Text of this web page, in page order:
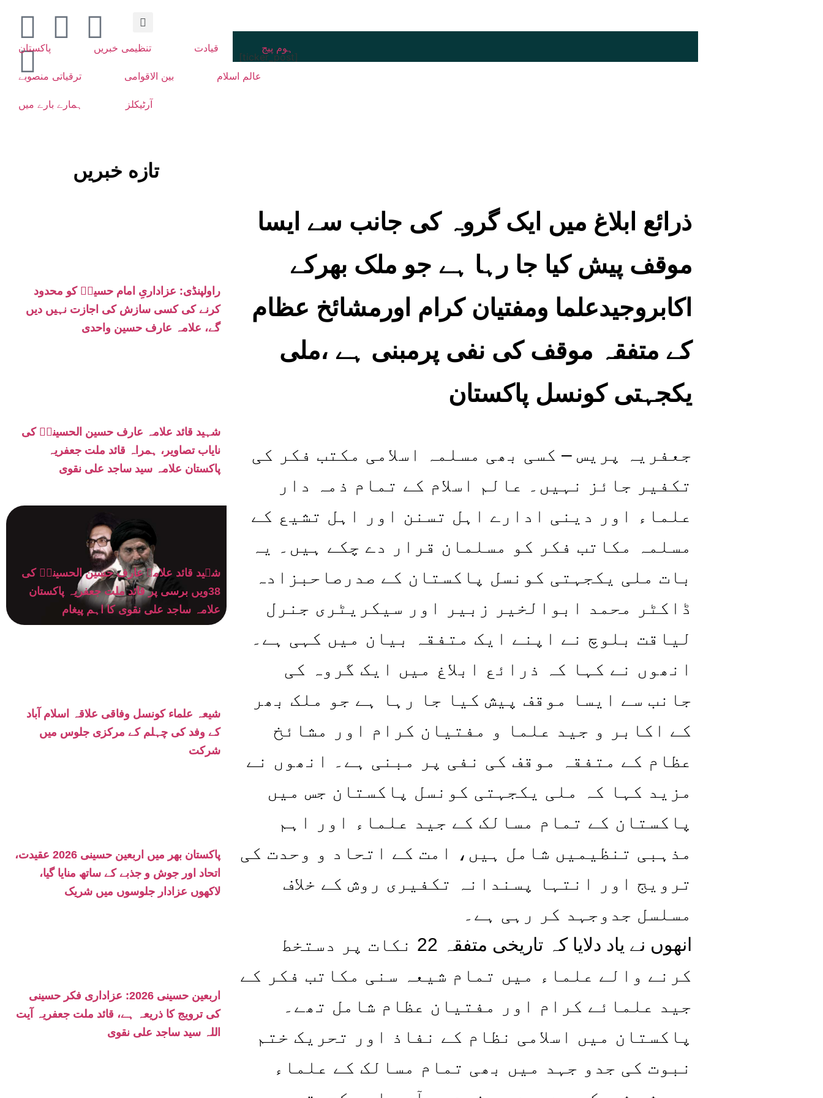
[ticker_post]
ہوم پیج قیادت تنظیمی خبریں پاکستان
عالم اسلام بین الاقوامی ترقیاتی منصوبے
آرٹیکلز ہمارے بارے میں
تازه خبریں
راولپنڈی: عزاداریِ امام حسینؑ کو محدود
کرنے کی کسی سازش کی اجازت نہیں دیں
گے، علامہ عارف حسین واحدی
شہید قائد علامہ عارف حسین الحسینیؒ کی
نایاب تصاویر، ہمراہ قائد ملت جعفریہ
پاکستان علامہ سید ساجد علی نقوی
شہید قائد علامہ عارف حسین الحسینیؒ کی
38ویں برسی پر قائد ملت جعفریہ پاکستان
علامہ ساجد علی نقوی کا اہم پیغام
شیعہ علماء کونسل وفاقی علاقہ اسلام آباد
کے وفد کی چہلم کے مرکزی جلوس میں
شرکت
پاکستان بھر میں اربعین حسینی 2026 عقیدت،
اتحاد اور جوش و جذبے کے ساتھ منایا گیا،
لاکھوں عزادار جلوسوں میں شریک
اربعین حسینی 2026: عزاداری فکر حسینی
کی ترویج کا ذریعہ ہے، قائد ملت جعفریہ آیت
اللہ سید ساجد علی نقوی
ذرائع ابلاغ میں ایک گروہ کی جانب سے ایسا
موقف پیش کیا جا رہا ہے جو ملک بھرکے
اکابروجیدعلما ومفتیان کرام اورمشائخ عظام
کے متفقہ موقف کی نفی پرمبنی ہے ،ملی
یکجہتی کونسل پاکستان
جعفریہ پریس – کسی بھی مسلمہ اسلامی مکتب فکر کی
تکفیر جائز نہیں۔ عالم اسلام کے تمام ذمہ دار
علماء اور دینی ادارے اہل تسنن اور اہل تشیع کے
مسلمہ مکاتب فکر کو مسلمان قرار دے چکے ہیں۔ یہ
بات ملی یکجہتی کونسل پاکستان کے صدرصاحبزادہ
ڈاکٹر محمد ابوالخیر زبیر اور سیکریٹری جنرل
لیاقت بلوچ نے اپنے ایک متفقہ بیان میں کہی ہے۔
انھوں نے کہا کہ ذرائع ابلاغ میں ایک گروہ کی
جانب سے ایسا موقف پیش کیا جا رہا ہے جو ملک بھر
کے اکابر و جید علما و مفتیان کرام اور مشائخ
عظام کے متفقہ موقف کی نفی پر مبنی ہے۔ انھوں نے
مزید کہا کہ ملی یکجہتی کونسل پاکستان جس میں
پاکستان کے تمام مسالک کے جید علماء اور اہم
مذہبی تنظیمیں شامل ہیں، امت کے اتحاد و وحدت کی
ترویج اور انتہا پسندانہ تکفیری روش کے خلاف
مسلسل جدوجہد کر رہی ہے۔
انھوں نے یاد دلایا کہ تاریخی متفقہ 22 نکات پر دستخط
کرنے والے علماء میں تمام شیعہ سنی مکاتب فکر کے
جید علمائے کرام اور مفتیان عظام شامل تھے۔
پاکستان میں اسلامی نظام کے نفاذ اور تحریک ختم
نبوت کی جدو جہد میں بھی تمام مسالک کے علماء